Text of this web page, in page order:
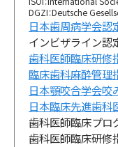
DGZI：Deutsche
日本歯周病学会認
インビザライン認
歯科医師臨床研修
臨床歯科麻酔管理
日本顎咬合学会咬
日本臨床先進歯科
歯科医師臨床プロ
歯科医師臨床研修